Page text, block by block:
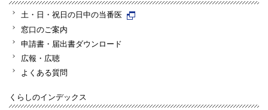
土・日・祝日の日中の当番医
窓口のご案内
申請書・届出書ダウンロード
広報・広聴
よくある質問
くらしのインデックス